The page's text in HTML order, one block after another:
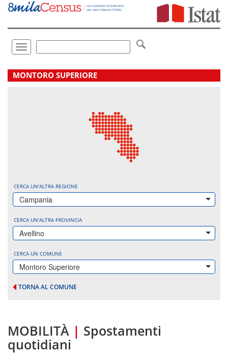
Vai
direttamente
Toggle
navigation
.
MONTORO SUPERIORE
CERCA UN'ALTRA REGIONE
Campania
CERCA UN'ALTRA PROVINCIA
Avellino
CERCA UN COMUNE
Montoro Superiore
TORNA AL COMUNE
MOBILITÀ | Spostamenti
quotidiani